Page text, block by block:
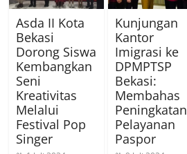
Asda II Kota
Bekasi
Dorong Siswa
Kembangkan
Seni
Kreativitas
Melalui
Festival Pop
Singer
Kunjungan
Kantor
Imigrasi ke
DPMPTSP
Bekasi:
Membahas
Peningkatan
Pelayanan
Paspor